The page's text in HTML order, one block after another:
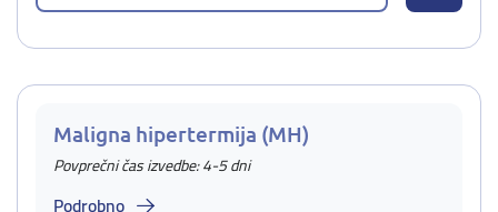
Maligna hipertermija (MH)
Povprečni čas izvedbe: 4-5 dni
Podrobno